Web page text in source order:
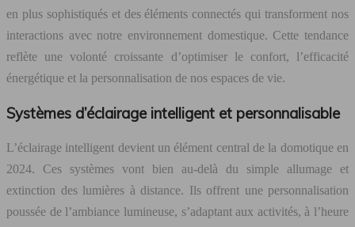
en plus sophistiqués et des éléments connectés qui transforment nos
interactions avec notre environnement domestique. Cette tendance
reflète une volonté croissante d’optimiser le confort, l’efficacité
énergétique et la personnalisation de nos espaces de vie.
Systèmes d’éclairage intelligent et personnalisable
L’éclairage intelligent devient un élément central de la domotique en
2024. Ces systèmes vont bien au-delà du simple allumage et
extinction des lumières à distance. Ils offrent une personnalisation
poussée de l’ambiance lumineuse, s’adaptant aux activités, à l’heure